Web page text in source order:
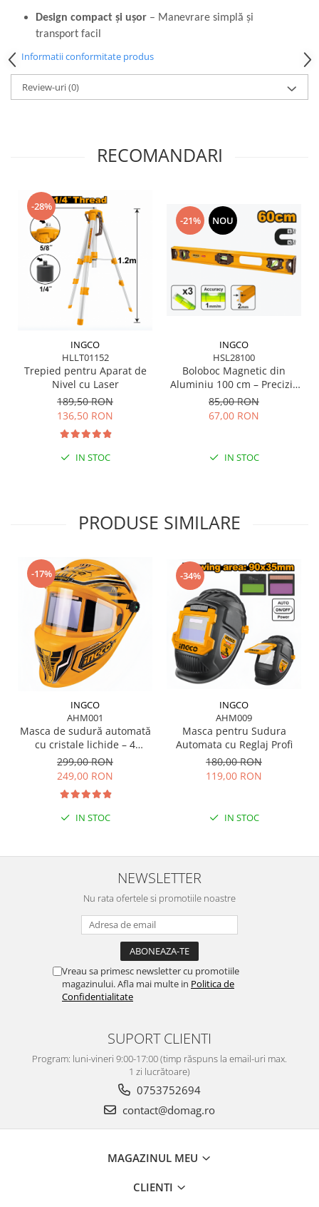
Testere electrice
Unelte multifuncționale
Vibratoare pentru beton
Scule manuale
Aparate de Tăiat Gresie
Menghine
Scule pentru Gresie și Sticlă
Scule pentru grădină
Suflantă frunze
Suporturi laptop
Tirbușoane și deschizătoare de
Trusă tubulare
Unelte pentru altoit
Unelte pentru grădină
Motoforeze și Burghie de Pământ
Design compact și ușor – Manevrare simplă și
transport facil
Informatii conformitate produs
Review-uri(0)
RECOMANDARI
-28%
INGCO
HLLT01152
Trepied pentru Aparat de
Nivel cu Laser
189,50 RON
136,50 RON
IN STOC
-21% NOU
INGCO
HSL28100
Boloboc Magnetic din
Aluminiu 100 cm – Precizie
și Durabilitate pentru
Profesioniști
85,00 RON
67,00 RON
IN STOC
PRODUSE SIMILARE
-17%
INGCO
AHM001
Masca de sudură automată
cu cristale lichide – 4
senzori, vizor XL, protecție
DIN 16
299,00 RON
249,00 RON
IN STOC
-34%
INGCO
AHM009
Masca pentru Sudura
Automata cu Reglaj Profi
180,00 RON
119,00 RON
IN STOC
NEWSLETTER
Nu rata ofertele si promotiile noastre
Vreau sa primesc newsletter cu promotiile
magazinului. Afla mai multe in Politica de
Confidentialitate
SUPORT CLIENTI
Program: luni-vineri 9:00-17:00 (timp răspuns la email-uri max.
1 zi lucrătoare)
0753752694
contact@domag.ro
MAGAZINUL MEU
CLIENTI